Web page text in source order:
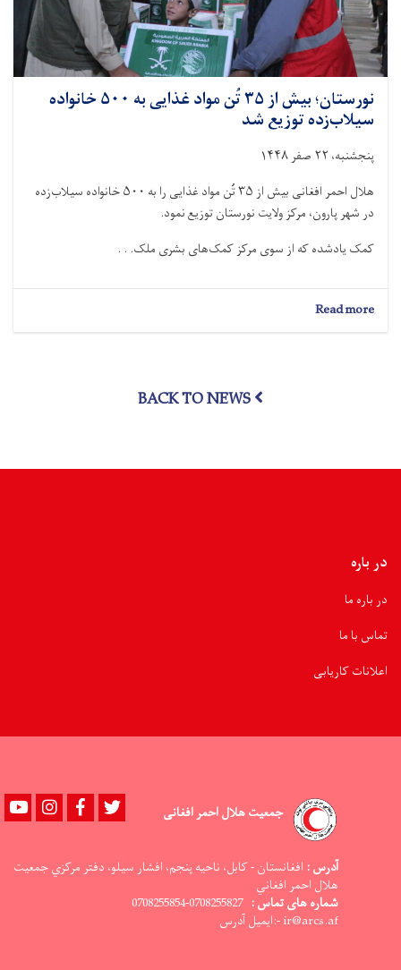
نورستان؛ بیش از ۳۵ تُن مواد غذایی به ۵۰۰ خانواده
سیلاب‌زده توزیع شد
پنجشنبه، ۲۲ صفر ۱۴۴۸
هلال احمر افغانی بیش از ۳۵ تُن مواد غذایی را به ۵۰۰ خانواده سیلاب‌زده
در شهر پارون، مرکز ولایت نورستان توزیع نمود.
کمک یادشده که از سوی مرکز کمک‌های بشرى ملک. . .
Read more
نورستان؛
۵۰۰
BACK TO NEWS
در باره
در باره ما
تماس با ما
اعلانات کاریابی
جمعیت هلال احمر افغانی YoutubeinstagramFacebook
آدرس : افغانستان - کابل، ناحيه پنجم، افشار سيلو، دفتر مرکزي جمعيت
هلال احمر افغاني
شماره های تماس : 0708255827-0708255854
ir@arcs.af -:ایمیل آدرس